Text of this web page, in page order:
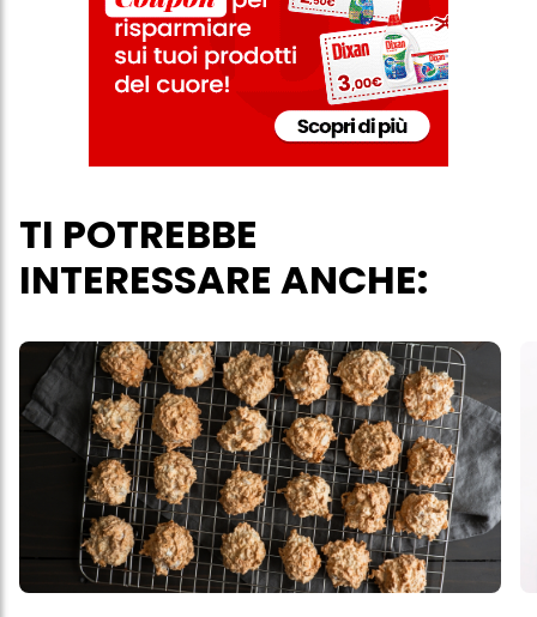
TI POTREBBE
INTERESSARE ANCHE:
personali per tutte le finalità sopra indicate. Se fai clic su "Rifiuta",
verranno utilizzati solo i cookie tecnicamente necessari per fornirti
questo sito web.